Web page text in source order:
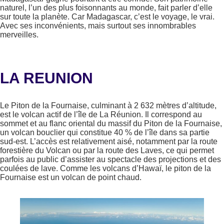
naturel, l’un des plus foisonnants au monde, fait parler d’elle
sur toute la planète. Car Madagascar, c’est le voyage, le vrai.
Avec ses inconvénients, mais surtout ses innombrables
merveilles.
LA REUNION
Le Piton de la Fournaise, culminant à 2 632 mètres d’altitude,
est le volcan actif de l’île de La Réunion. Il correspond au
sommet et au flanc oriental du massif du Piton de la Fournaise,
un volcan bouclier qui constitue 40 % de l’île dans sa partie
sud-est. L’accès est relativement aisé, notamment par la route
forestière du Volcan ou par la route des Laves, ce qui permet
parfois au public d’assister au spectacle des projections et des
coulées de lave. Comme les volcans d’Hawaï, le piton de la
Fournaise est un volcan de point chaud.